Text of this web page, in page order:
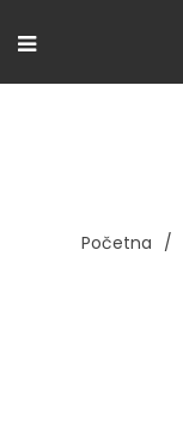
Početna /